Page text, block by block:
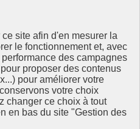
site afin d'en mesurer la
le fonctionnement et, avec
des campagnes
proposer des contenus
pour améliorer votre
votre choix
changer ce choix à tout
en bas du site "Gestion des
fenêtre
Partenaire principal :